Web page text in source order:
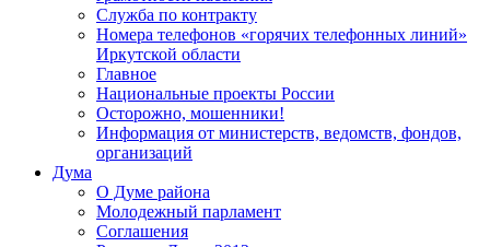
Служба по контракту
Номера телефонов «горячих телефонных линий»
Иркутской области
Главное
Национальные проекты России
Осторожно, мошенники!
Информация от министерств, ведомств, фондов,
организаций
Дума
О Думе района
Молодежный парламент
Соглашения